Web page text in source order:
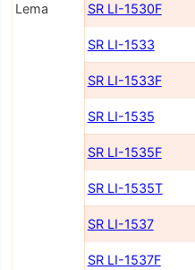
Lema
SR LI-1530F
SR LI-1533
SR LI-1533F
SR LI-1535
SR LI-1535F
SR LI-1535T
SR LI-1537
SR LI-1537F